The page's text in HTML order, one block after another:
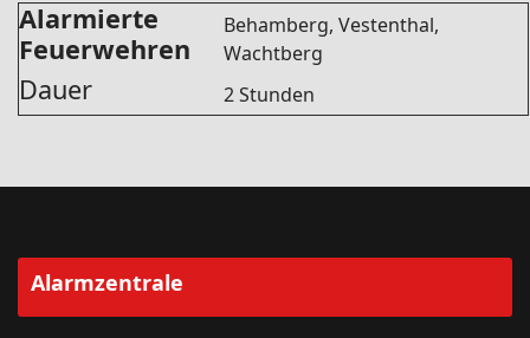
Alarmierte
Feuerwehren
Behamberg, Vestenthal,
Wachtberg
Dauer 2 Stunden
Alarmzentrale